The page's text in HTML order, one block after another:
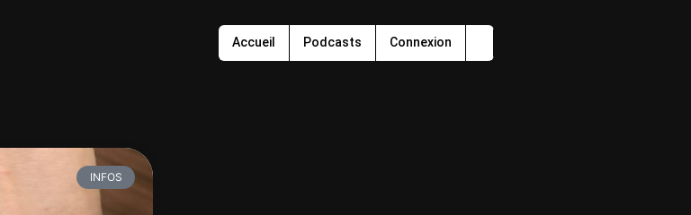
Accueil Podcasts Connexion
INFOS